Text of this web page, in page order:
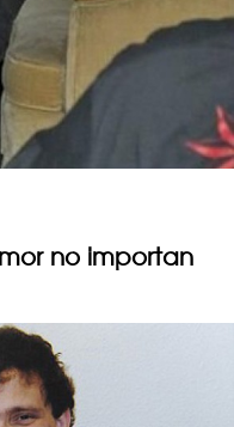
no importan